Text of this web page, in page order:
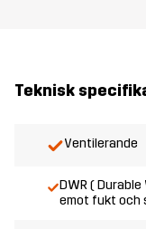
Teknisk
Ventilerande
DWR (
emot fukt och